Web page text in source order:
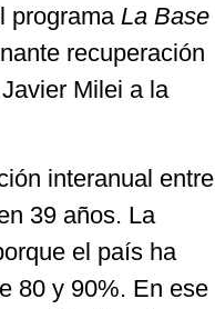
programa La Base
recuperación
Milei a la
interanual entre
39 años. La
el país ha
80 y 90%. En ese